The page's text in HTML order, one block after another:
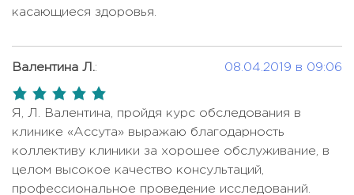
Паркинсона
6000 USD
косоглазия
Цена по запросу
Комплексная диагностика при
раке шейки матки
Дискэктомия
Дистальная панкреатэктомия Цена по запросу
Желудочное шунтирование Цена по запросу
Закрытая ринопластика
Замена коленного сустава Цена по запросу
Замена сердечного клапана Цена по запросу
Замена тазобедренного сустава Цена по запросу
касающиеся здоровья.
Валентина Л.: 08.04.2019 в 09:06
5,0
rating
Я, Л. Валентина, пройдя курс обследования в
клинике «Ассута» выражаю благодарность
коллективу клиники за хорошее обслуживание, в
целом высокое качество консультаций,
профессиональное проведение исследований.